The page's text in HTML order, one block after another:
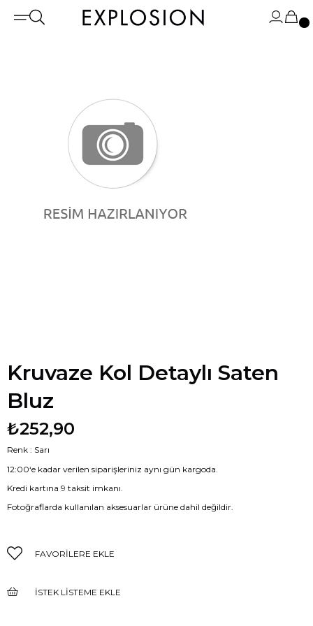
Kruvaze Kol Detaylı Saten
Bluz
₺252,90
Renk : Sarı
12:00‘e kadar verilen siparişleriniz aynı gün kargoda.
Kredi kartına 9 taksit imkanı.
Fotoğraflarda kullanılan aksesuarlar ürüne dahil değildir.
FAVORILERE EKLE
İSTEK LISTEME EKLE